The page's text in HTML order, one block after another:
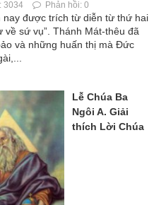
3034 Phản hồi: 0
nay được trích từ diễn từ thứ hai
sứ vụ”. Thánh Mát-thêu đã
và những huấn thị mà Đức
Lễ Chúa Ba
Ngôi A. Giải
thích Lời Chúa